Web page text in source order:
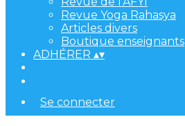
Revue Yoga Rahasya
Articles divers
Boutique enseignants
ADHÉRER ▴▾
Se connecter